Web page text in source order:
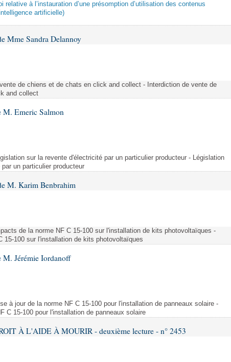
relative à l’instauration d’une présomption d’utilisation des contenus
artificielle)
Mme Sandra Delannoy
de chiens et de chats en click and collect - Interdiction de vente de
and collect
M. Emeric Salmon
sur la revente d'électricité par un particulier producteur - Législation
un particulier producteur
M. Karim Benbrahim
de la norme NF C 15-100 sur l'installation de kits photovoltaïques -
15-100 sur l'installation de kits photovoltaïques
M. Jérémie Iordanoff
à jour de la norme NF C 15-100 pour l'installation de panneaux solaire -
C 15-100 pour l'installation de panneaux solaire
À L'AIDE À MOURIR - deuxième lecture - n° 2453